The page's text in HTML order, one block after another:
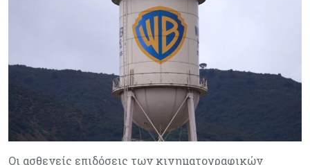
Οι ασθενείς επιδόσεις των κινηματογραφικών